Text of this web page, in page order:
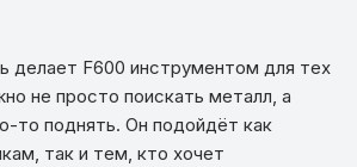
делает F600 инструментом для тех
не просто поискать металл, а
то поднять. Он подойдёт как
так и тем, кто хочет